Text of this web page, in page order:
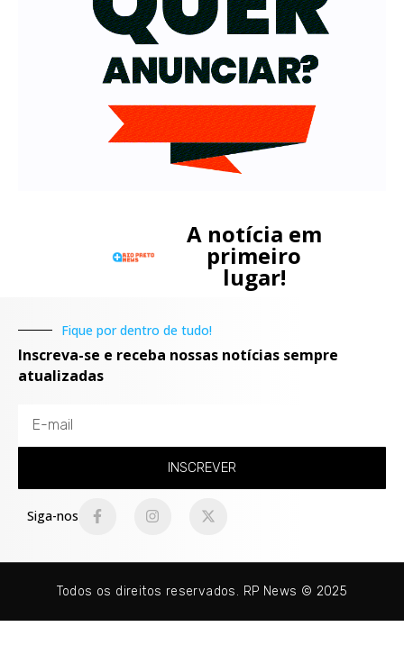
A notícia em
primeiro
lugar!
Fique por dentro de tudo!
Inscreva-se e receba nossas notícias sempre
atualizadas
INSCREVER
Siga-nos
Todos os direitos reservados. RP News © 2025